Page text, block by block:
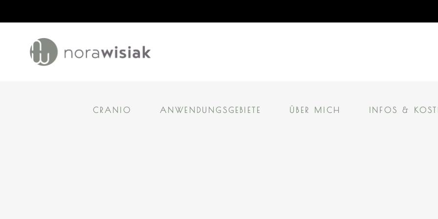
CRANIO ANWENDUNGSGEBIETE ÜBER MICH INFOS &